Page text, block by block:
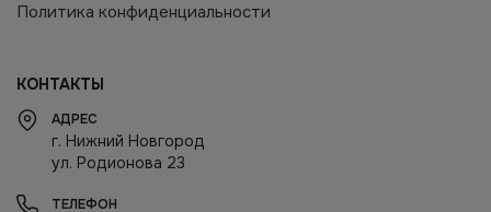
Политика конфиденциальности
КОНТАКТЫ
АДРЕС
г. Нижний Новгород
ул. Родионова 23
ТЕЛЕФОН